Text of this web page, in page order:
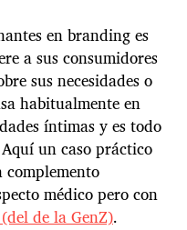
en branding es
a sus consumidores
sus necesidades o
habitualmente en
íntimas y es todo
un caso práctico
médico pero con
de la GenZ).